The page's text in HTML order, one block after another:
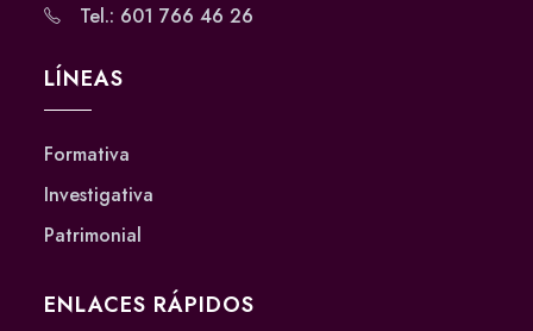
Tel.: 601 766 46 26
LÍNEAS
Formativa
Investigativa
Patrimonial
ENLACES RÁPIDOS